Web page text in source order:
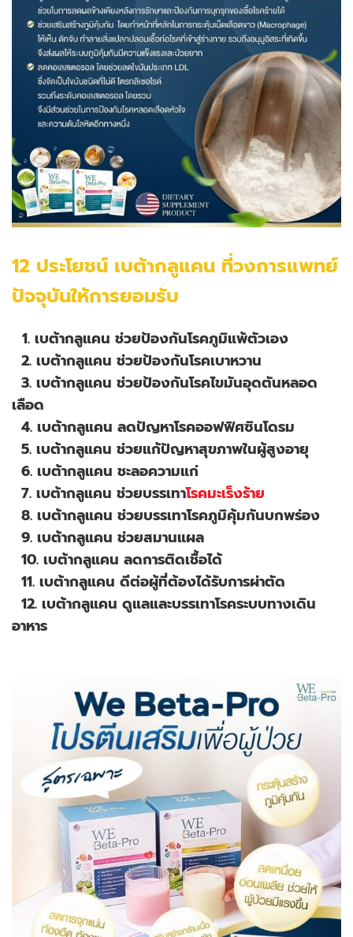
12 ประโยชน์ เบต้ากลูแคน ที่วงการแพทย์
ปัจจุบันให้การยอมรับ
1. เบต้ากลูแคน ช่วยป้องกันโรคภูมิแพ้ตัวเอง
2. เบต้ากลูแคน ช่วยป้องกันโรคเบาหวาน
3. เบต้ากลูแคน ช่วยป้องกันโรคไขมันอุดตันหลอด
เลือด
4. เบต้ากลูแคน ลดปัญหาโรคออฟฟิศซินโดรม
5. เบต้ากลูแคน ช่วยแก้ปัญหาสุขภาพในผู้สูงอายุ
6. เบต้ากลูแคน ชะลอความแก่
7. เบต้ากลูแคน ช่วยบรรเทาโรคมะเร็งร้าย
8. เบต้ากลูแคน ช่วยบรรเทาโรคภูมิคุ้มกันบกพร่อง
9. เบต้ากลูแคน ช่วยสมานแผล
10. เบต้ากลูแคน ลดการติดเชื้อได้
11. เบต้ากลูแคน ดีต่อผู้ที่ต้องได้รับการผ่าตัด
​12. เบต้ากลูแคน ดูแลและบรรเทาโรคระบบทางเดิน
อาหาร